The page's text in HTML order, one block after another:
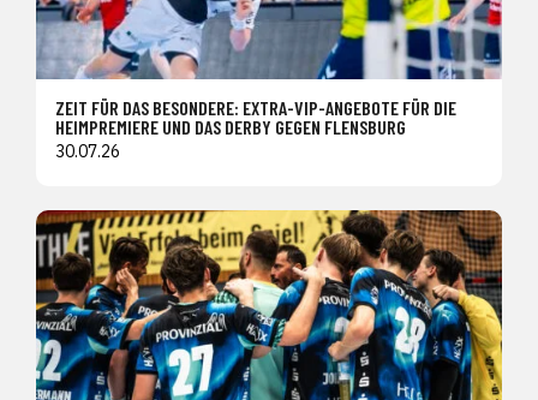
ZEIT FÜR DAS BESONDERE: EXTRA-VIP-ANGEBOTE FÜR DIE
HEIMPREMIERE UND DAS DERBY GEGEN FLENSBURG
30.07.26